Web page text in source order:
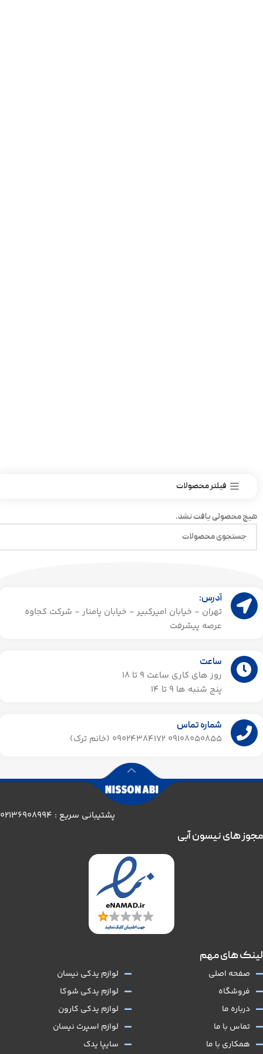
فیلتر محصولات
هیچ محصولی یافت نشد.
آدرس:
تهران - خیابان امیرکبیر - خیابان پامنار - شرکت کجاوه
عرصه پیشرفت
ساعت
روز های کاری ساعت ۹ تا 18
پنج شنبه ها 9 تا 14​
شماره تماس
09108050855 09024384172 (خانم ترک)
پشتیبانی سریع : 02136908994
لینک های مهم
صفحه اصلی
فروشگاه
درباره ما
تماس با ما
همکاری با ما
لوازم یدکی نیسان
لوازم یدکی شوکا
لوازم یدکی کارون
لوازم اسپرت نیسان
سایپا یدک
مجوز های نیسون آبی